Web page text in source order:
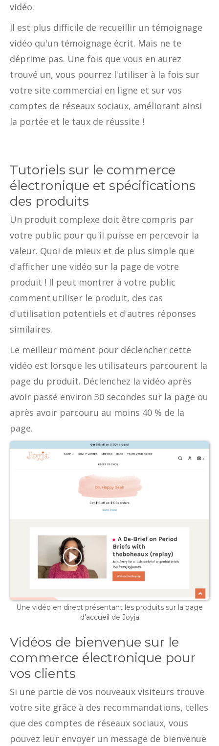
vidéo.
Il est plus difficile de recueillir un témoignage
vidéo qu'un témoignage écrit. Mais ne te
déprime pas. Une fois que vous en aurez
trouvé un, vous pourrez l'utiliser à la fois sur
votre site commercial en ligne et sur vos
comptes de réseaux sociaux, améliorant ainsi
la portée et le taux de réussite !
Tutoriels sur le commerce
électronique et spécifications
des produits
Un produit complexe doit être compris par
votre public pour qu'il puisse en percevoir la
valeur. Quoi de mieux et de plus simple que
d'afficher une vidéo sur la page de votre
produit ! Il peut montrer à votre public
comment utiliser le produit, des cas
d'utilisation potentiels et d'autres réponses
similaires.
Le meilleur moment pour déclencher cette
vidéo est lorsque les utilisateurs parcourent la
page du produit. Déclenchez la vidéo après
avoir passé environ 30 secondes sur la page ou
après avoir parcouru au moins 40 % de la
page.
Une vidéo en direct présentant les produits sur la page
d'accueil de Joyja
Vidéos de bienvenue sur le
commerce électronique pour
vos clients
Si une partie de vos nouveaux visiteurs trouve
votre site grâce à des recommandations, telles
que des comptes de réseaux sociaux, vous
pouvez leur envoyer un message de bienvenue